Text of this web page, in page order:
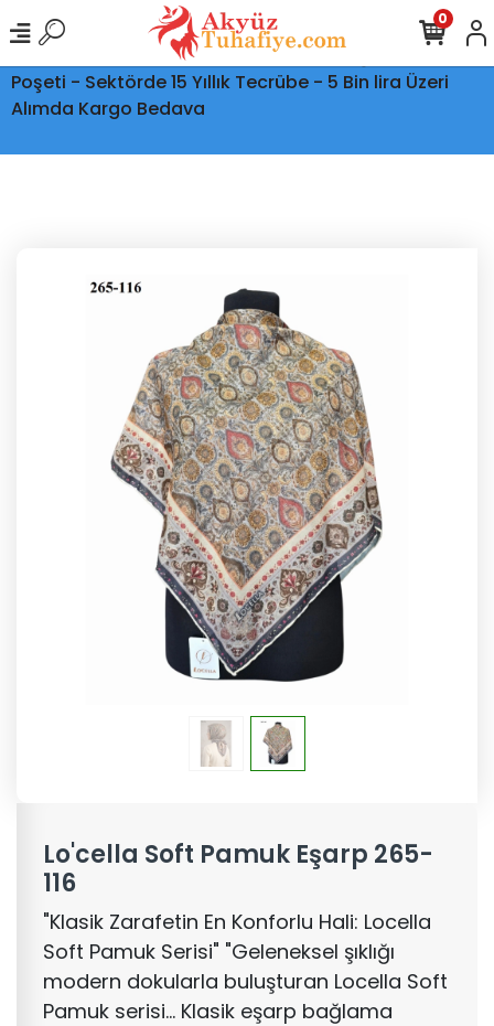
Ptt Kargo İle Tüm Türkiye'ye Teslimat - Şeffaf Kargo
Poşeti - Sektörde 15 Yıllık Tecrübe - 5 Bin lira Üzeri
Alımda Kargo Bedava
0
Lo'cella Soft Pamuk Eşarp 265-
116
"Klasik Zarafetin En Konforlu Hali: Locella
Soft Pamuk Serisi" "Geleneksel şıklığı
modern dokularla buluşturan Locella Soft
Pamuk serisi... Klasik eşarp bağlama